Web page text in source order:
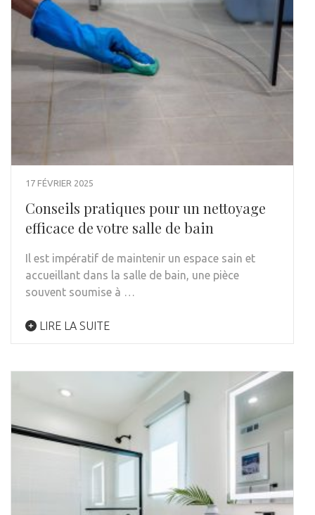
17 FÉVRIER 2025
Conseils pratiques pour un nettoyage
efficace de votre salle de bain
Il est impératif de maintenir un espace sain et
accueillant dans la salle de bain, une pièce
souvent soumise à …
LIRE LA SUITE